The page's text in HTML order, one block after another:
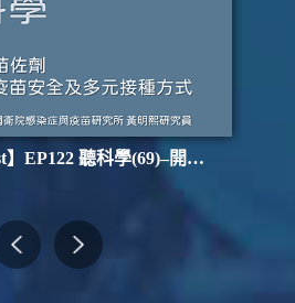
【國衛院Podcast】EP122 聽科學(69)–開發新型疫苗佐劑 瞄準疫苗安全及多元接種方式（上）